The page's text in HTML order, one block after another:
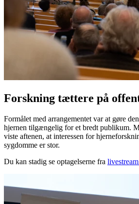
Forskning tættere på
Formålet med arrangementet var at gøre
hjernen tilgængelig for et bredt publikum.
viste aftenen, at interessen for
sygdomme er stor.
Du kan stadig se optagelserne fra